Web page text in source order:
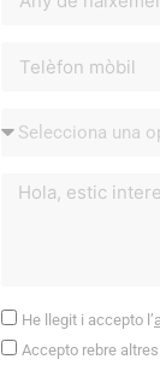
He llegit i accepto l’
Accepto rebre